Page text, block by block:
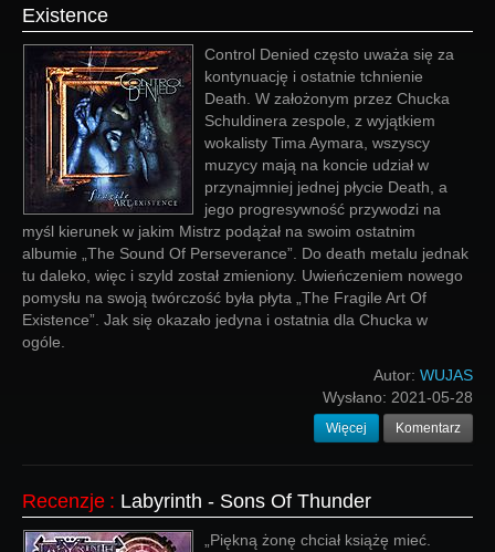
Existence
Control Denied często uważa się za
kontynuację i ostatnie tchnienie
Death. W założonym przez Chucka
Schuldinera zespole, z wyjątkiem
wokalisty Tima Aymara, wszyscy
muzycy mają na koncie udział w
przynajmniej jednej płycie Death, a
jego progresywność przywodzi na
myśl kierunek w jakim Mistrz podążał na swoim ostatnim
albumie „The Sound Of Perseverance”. Do death metalu jednak
tu daleko, więc i szyld został zmieniony. Uwieńczeniem nowego
pomysłu na swoją twórczość była płyta „The Fragile Art Of
Existence”. Jak się okazało jedyna i ostatnia dla Chucka w
ogóle.
Autor: WUJAS
Wysłano: 2021-05-28
Więcej Komentarz
Recenzje : Labyrinth - Sons Of Thunder
„Piękną żonę chciał książę mieć.